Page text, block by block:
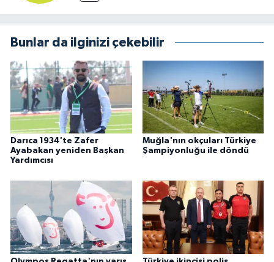
Bunlar da ilginizi çekebilir
Darıca 1934'te Zafer
Ayabakan yeniden Başkan
Yardımcısı
Muğla'nın okçuları Türkiye
Şampiyonluğu ile döndü